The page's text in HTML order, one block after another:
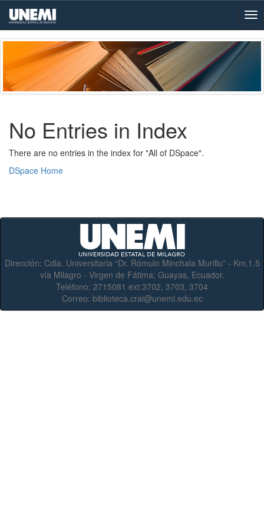
Skip
navigation
No Entries in Index
There are no entries in the index for "All of DSpace".
DSpace Home
Dirección: Cdla. Universitaria “Dr. Rómulo Minchala Murillo” - Km.1.5
vía Milagro - Virgen de Fátima; Guayas, Ecuador.
Teléfono: 2715081 ext:3702, 3703, 3704
Correo: biblioteca.crai@unemi.edu.ec